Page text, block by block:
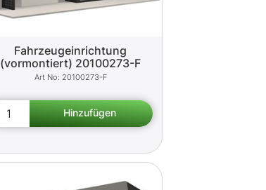
Fahrzeugeinrichtung
(vormontiert) 20100273-F
20100273-F